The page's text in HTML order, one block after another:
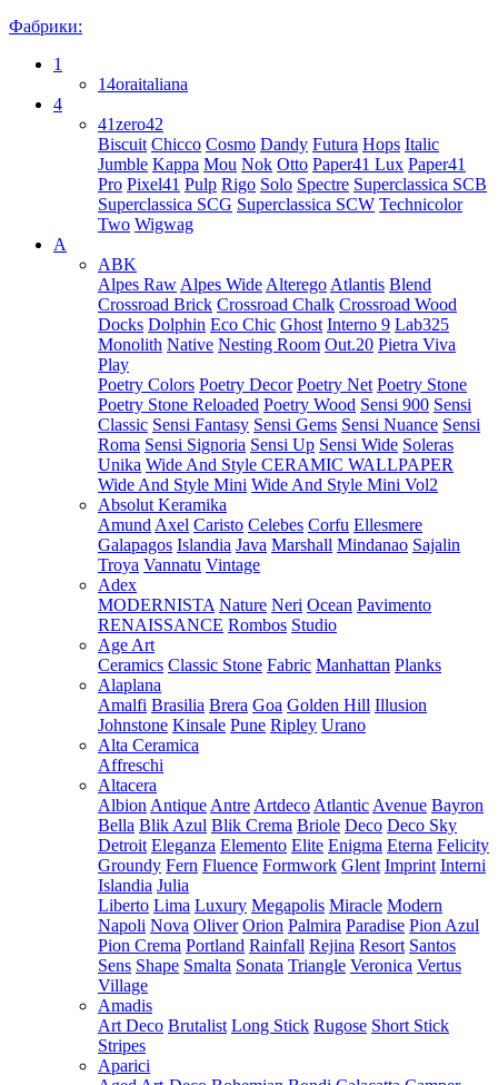
Фабрики:
1
14oraitaliana
4
41zero42
Biscuit Chicco Cosmo Dandy Futura Hops Italic
Jumble Kappa Mou Nok Otto Paper41 Lux Paper41
Pro Pixel41 Pulp Rigo Solo Spectre Superclassica SCB
Superclassica SCG Superclassica SCW Technicolor
Two Wigwag
A
ABK
Alpes Raw Alpes Wide Alterego Atlantis Blend
Crossroad Brick Crossroad Chalk Crossroad Wood
Docks Dolphin Eco Chic Ghost Interno 9 Lab325
Monolith Native Nesting Room Out.20 Pietra Viva
Play
Poetry Colors Poetry Decor Poetry Net Poetry Stone
Poetry Stone Reloaded Poetry Wood Sensi 900 Sensi
Classic Sensi Fantasy Sensi Gems Sensi Nuance Sensi
Roma Sensi Signoria Sensi Up Sensi Wide Soleras
Unika Wide And Style CERAMIC WALLPAPER
Wide And Style Mini Wide And Style Mini Vol2
Absolut Keramika
Amund Axel Caristo Celebes Corfu Ellesmere
Galapagos Islandia Java Marshall Mindanao Sajalin
Troya Vannatu Vintage
Adex
MODERNISTA Nature Neri Ocean Pavimento
RENAISSANCE Rombos Studio
Age Art
Ceramics Classic Stone Fabric Manhattan Planks
Alaplana
Amalfi Brasilia Brera Goa Golden Hill Illusion
Johnstone Kinsale Pune Ripley Urano
Alta Ceramica
Affreschi
Altacera
Albion Antique Antre Artdeco Atlantic Avenue Bayron
Bella Blik Azul Blik Crema Briole Deco Deco Sky
Detroit Eleganza Elemento Elite Enigma Eterna Felicity
Groundy Fern Fluence Formwork Glent Imprint Interni
Islandia Julia
Liberto Lima Luxury Megapolis Miracle Modern
Napoli Nova Oliver Orion Palmira Paradise Pion Azul
Pion Crema Portland Rainfall Rejina Resort Santos
Sens Shape Smalta Sonata Triangle Veronica Vertus
Village
Amadis
Art Deco Brutalist Long Stick Rugose Short Stick
Stripes
Aparici